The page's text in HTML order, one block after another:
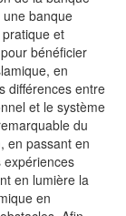
banque
et
bénéficier
en
différences entre
et le système
du
en passant en
expériences
en lumière la
en